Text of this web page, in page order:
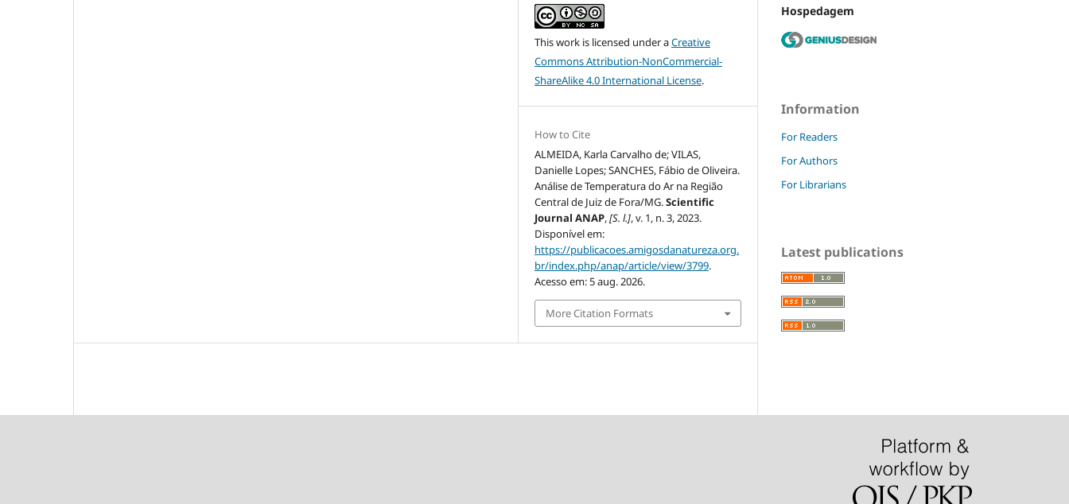
This work is licensed under aCreative
Commons Attribution-NonCommercial-
ShareAlike 4.0 International License.
How to Cite
ALMEIDA, Karla Carvalho de; VILAS,
Danielle Lopes; SANCHES, Fábio de Oliveira.
Análise de Temperatura do Ar na Região
Central de Juiz de Fora/MG.Scientific
Journal ANAP,[S. l.], v. 1, n. 3, 2023.
Disponível em:
https://publicacoes.amigosdanatureza.org.
br/index.php/anap/article/view/3799.
Acesso em: 5 aug. 2026.
More Citation Formats
Hospedagem
Information
For Readers
For Authors
For Librarians
Latest publications